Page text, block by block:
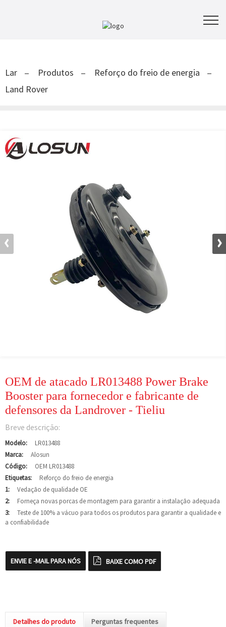
Lar Produtos
Reforço do freio de energia
Land Rover
OEM de atacado LR013488 Power Brake
Booster para fornecedor e fabricante de
defensores da Landrover - Tieliu
Breve descrição:
Modelo:
LR013488
Marca:
Alosun
Código:
OEM LR013488
Etiquetas:
Reforço do freio de energia
1:
Vedação de qualidade OE
2:
Forneça novas porcas de montagem para garantir a instalação adequada
3:
Teste de 100% a vácuo para todos os produtos para garantir a qualidade e
a confiabilidade
ENVIE E -MAIL PARA NÓS BAIXE COMO PDF
Detalhes do produto Perguntas frequentes